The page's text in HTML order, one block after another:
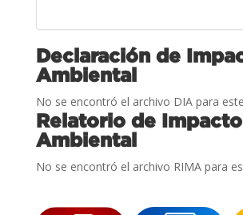
Declaración de
Ambiental
No se encontró el archivo DIA para
Relatorio de Impacto
Ambiental
No se encontró el archivo RIMA para